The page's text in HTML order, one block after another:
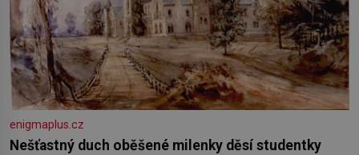
enigmaplus.cz
Nešťastný duch oběšené milenky děsí studentky